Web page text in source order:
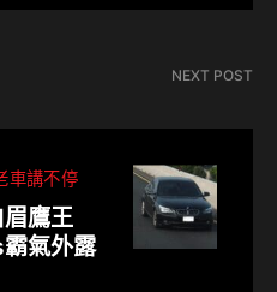
NEXT POST
車講不停
眉鷹王
氣外露